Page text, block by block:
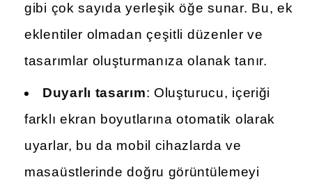
gibi çok sayıda yerleşik öğe sunar. Bu, ek
eklentiler olmadan çeşitli düzenler ve
tasarımlar oluşturmanıza olanak tanır.
Duyarlı tasarım: Oluşturucu, içeriği
farklı ekran boyutlarına otomatik olarak
uyarlar, bu da mobil cihazlarda ve
masaüstlerinde doğru görüntülemeyi